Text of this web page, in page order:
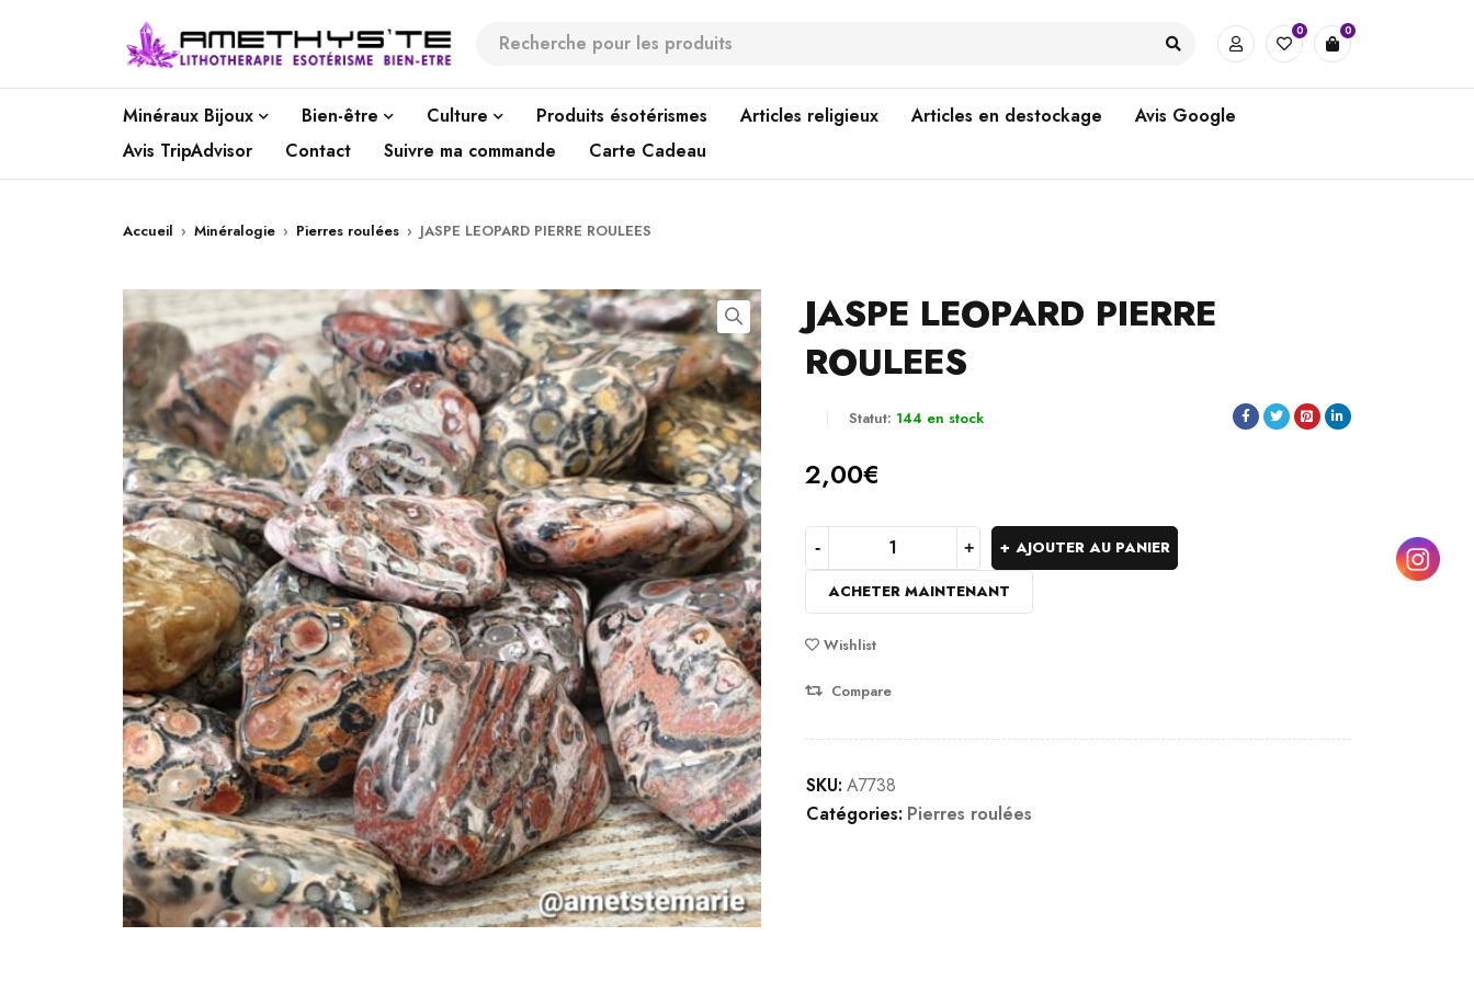
0 0
Minéraux Bijoux Bien-être Culture Produits ésotérismes Articles religieux Articles en destockage
Avis Google
Avis TripAdvisor
Contact Suivre ma commande Carte Cadeau
Accueil › Minéralogie › Pierres roulées › JASPE LEOPARD PIERRE ROULEES
JASPE LEOPARD PIERRE
ROULEES
Statut: 144 en stock
2,00€
AJOUTER AU PANIER
ACHETER MAINTENANT
Wishlist
Compare
SKU: A7738
Catégories: Pierres roulées